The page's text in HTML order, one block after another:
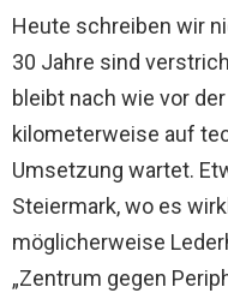
Heute schreiben wir
30 Jahre sind
bleibt nach wie vor
kilometerweise auf
Umsetzung wartet.
Steiermark, wo es
möglicherweise
„Zentrum gegen